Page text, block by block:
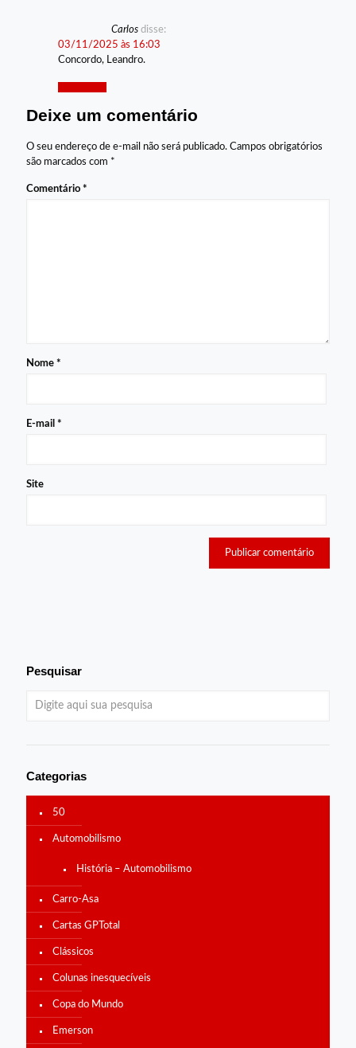
Carlos disse:
03/11/2025 às 16:03
Concordo, Leandro.
Deixe um comentário
O seu endereço de e-mail não será publicado. Campos obrigatórios
são marcados com *
Comentário *
Nome *
E-mail *
Site
Pesquisar
Categorias
50
Automobilismo
História – Automobilismo
Carro-Asa
Cartas GPTotal
Clássicos
Colunas inesquecíveis
Copa do Mundo
Emerson